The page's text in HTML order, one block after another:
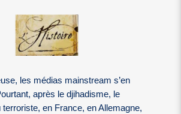
les médias mainstream s’en
après le djihadisme, le
en France, en Allemagne,